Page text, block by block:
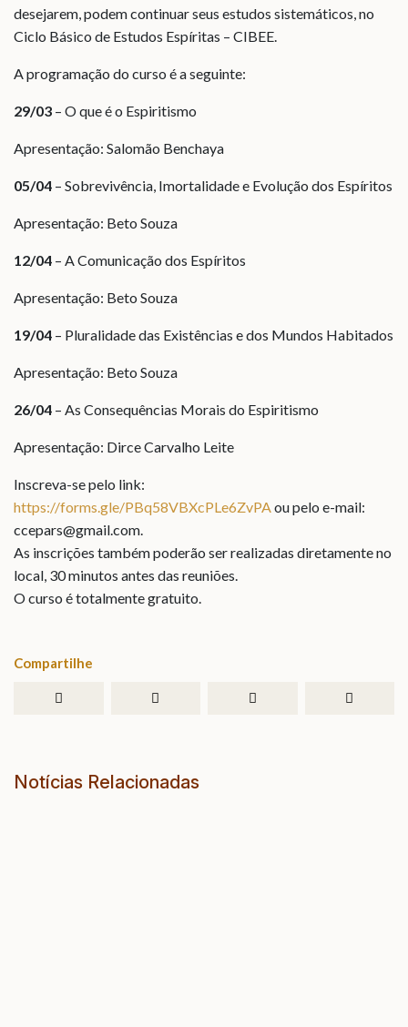
desejarem, podem continuar seus estudos sistemáticos, no
Ciclo Básico de Estudos Espíritas – CIBEE.
A programação do curso é a seguinte:
29/03 – O que é o Espiritismo
Apresentação: Salomão Benchaya
05/04 – Sobrevivência, Imortalidade e Evolução dos Espíritos
Apresentação: Beto Souza
12/04 – A Comunicação dos Espíritos
Apresentação: Beto Souza
19/04 – Pluralidade das Existências e dos Mundos Habitados
Apresentação: Beto Souza
26/04 – As Consequências Morais do Espiritismo
Apresentação: Dirce Carvalho Leite
Inscreva-se pelo link:
https://forms.gle/PBq58VBXcPLe6ZvPAou pelo e-mail:
ccepars@gmail.com.
As inscrições também poderão ser realizadas diretamente no
local, 30 minutos antes das reuniões.
O curso é totalmente gratuito.
Compartilhe
Notícias Relacionadas